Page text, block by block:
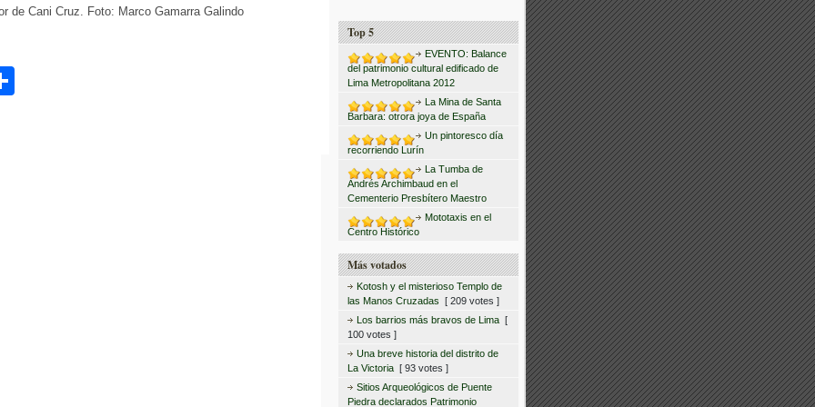
de Cani Cruz. Foto: Marco Gamarra Galindo
Top 5
EVENTO: Balance
del patrimonio cultural edificado de
Lima Metropolitana 2012
La Mina de Santa
Barbara: otrora joya de España
Un pintoresco día
recorriendo Lurín
La Tumba de
Andrés Archimbaud en el
Cementerio Presbítero Maestro
Mototaxis en el
Centro Histórico
Más votados
Kotosh y el misterioso Templo de
las Manos Cruzadas [ 209 votes ]
Los barrios más bravos de Lima [
100 votes ]
Una breve historia del distrito de
La Victoria [ 93 votes ]
Sitios Arqueológicos de Puente
Piedra declarados Patrimonio